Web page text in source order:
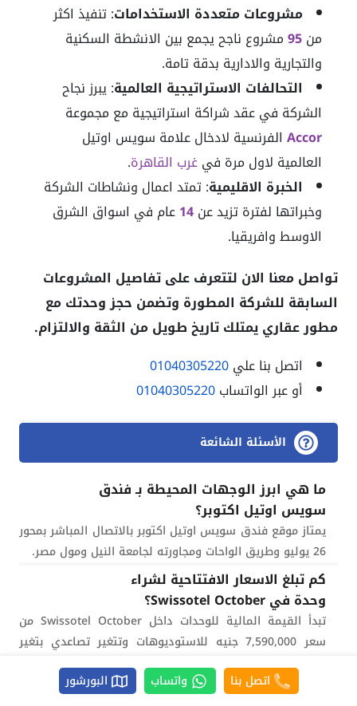
مشروعات متعددة الاستخدامات: تنفيذ اكثر
من95مشروع ناجح يجمع بين الانشطة السكنية
والتجارية والادارية بدقة تامة.
التحالفات الاستراتيجية العالمية: يبرز نجاح
الشركة في عقد شراكة استراتيجية مع مجموعة
Accor الفرنسية لادخال علامة سويس اوتيل
العالمية لاول مرة فيغرب القاهرة.
الخبرة الاقليمية: تمتد اعمال ونشاطات الشركة
وخبراتها لفترة تزيد عن14عام في اسواق الشرق
الاوسط وافريقيا.
تواصل معنا الان لتتعرف على تفاصيل المشروعات
السابقة للشركة المطورة وتضمن حجز وحدتك مع
مطور عقاري يمتلك تاريخ طويل من الثقة والالتزام.
اتصل بنا علي01040305220
أو عبر الواتساب01040305220
الأسئلة الشائعة
ما هي ابرز الوجهات المحيطة بـ فندق
سويس اوتيل اكتوبر؟
يمتاز موقع فندق سويس اوتيل اكتوبر بالاتصال المباشر بمحور
26 يوليو وطريق الواحات ومجاورته لجامعة النيل ومول مصر.
كم تبلغ الاسعار الافتتاحية لشراء
وحدة في Swissotel October؟
تبدأ القيمة المالية للوحدات داخل Swissotel October من
سعر 7,590,000 جنيه للاستوديوهات وتتغير تصاعدي بتغير
المساحة والتراس.
كيف تخطط شركة سعود انظمة الدفع
اتصل بنا واتساب البورشور